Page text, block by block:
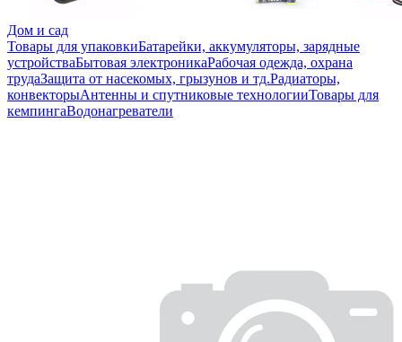
Дом и сад
Товары для упаковкиБатарейки, аккумуляторы, зарядные
устройстваБытовая электроникаРабочая одежда, охрана
трудаЗащита от насекомых, грызунов и тд.Радиаторы,
конвекторыАнтенны и спутниковые технологииТовары для
кемпингаВодонагреватели